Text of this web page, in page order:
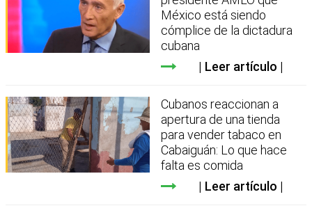
México está siendo
cómplice de la dictadura
cubana
Leer artículo
Cubanos reaccionan a
apertura de una tienda
para vender tabaco en
Cabaiguán: Lo que hace
falta es comida
Leer artículo